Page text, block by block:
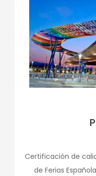
Certificación de
de Ferias